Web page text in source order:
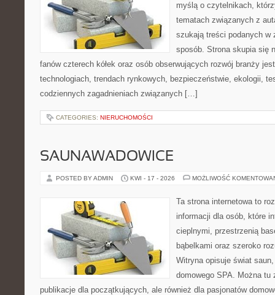
myślą o czytelnikach,
tematach związanych z
szukają treści podanych w
sposób. Strona skupia się
fanów czterech kółek oraz osób obserwujących rozwój branży
technologiach, trendach rynkowych, bezpieczeństwie, ekologii,
codziennych zagadnieniach związanych […]
CATEGORIES: NIERUCHOMOŚCI
SAUNAWADOWICE
POSTED BY ADMIN KWI - 17 - 2026 MOŻLIWOŚĆ
Ta strona internetowa to
informacji dla osób, które
cieplnymi, przestrzenią
bąbelkami oraz szeroko
Witryna opisuje świat
domowego SPA. Można tu
publikacje dla początkujących, ale również dla pasjonatów